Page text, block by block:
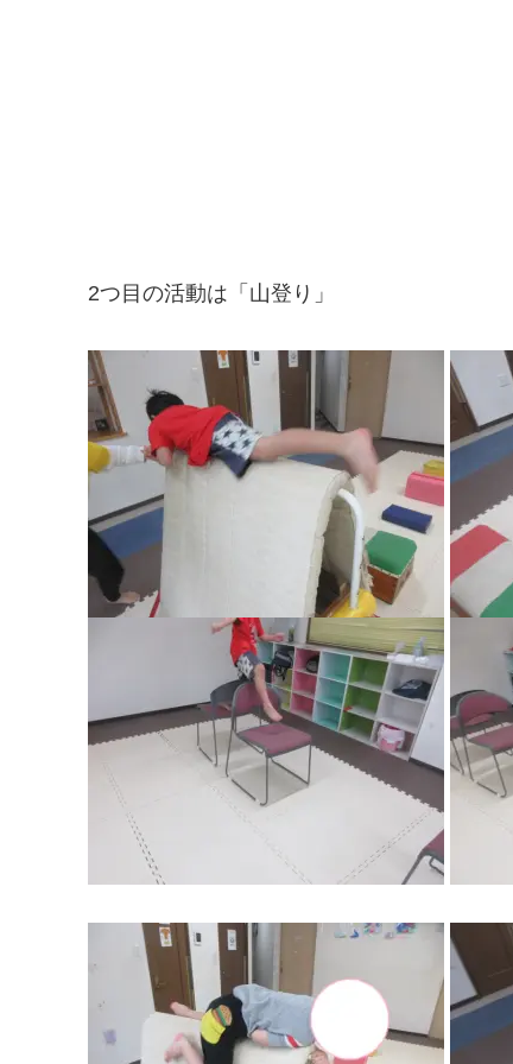
2つ目の活動は「山登り」